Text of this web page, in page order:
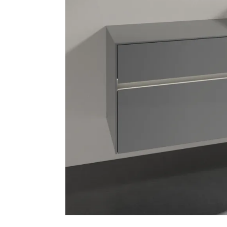
servantskap 140
m/lys for 2 servanter
Klikk & Hent
V&b my
140x75